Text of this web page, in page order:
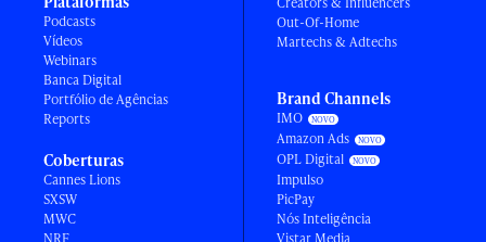
Podcasts
Vídeos
Webinars
Banca Digital
Portfólio de Agências
Reports
Coberturas
Cannes Lions
SXSW
MWC
NRF
Out-Of-Home
Martechs & Adtechs
Brand Channels
IMO
Amazon Ads
OPL Digital
Impulso
PicPay
Nós Inteligência
Vistar Media